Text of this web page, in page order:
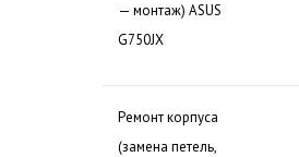
— монтаж) ASUS
G750JX
Ремонт корпуса
(замена петель,